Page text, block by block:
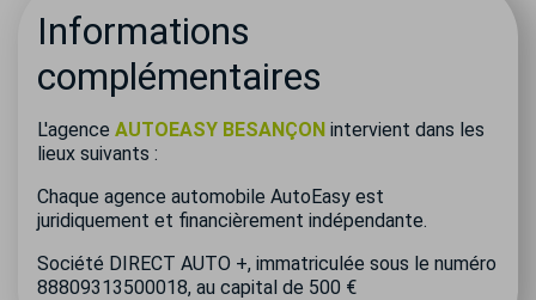
Informations
complémentaires
L'agence AUTOEASY BESANÇON intervient dans les
lieux suivants :
Chaque agence automobile AutoEasy est
juridiquement et financièrement indépendante.
Société DIRECT AUTO +, immatriculée sous le numéro
88809313500018, au capital de 500 €